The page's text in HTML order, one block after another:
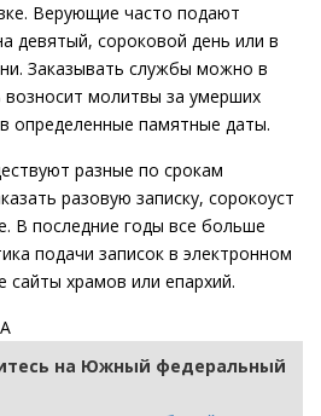
Верующие часто подают
девятый, сороковой день или в
Заказывать службы можно в
молитвы за умерших
определенные памятные даты.
разные по срокам
разовую записку, сорокоуст
В последние годы все больше
подачи записок в электронном
сайты храмов или епархий.
на Южный федеральный